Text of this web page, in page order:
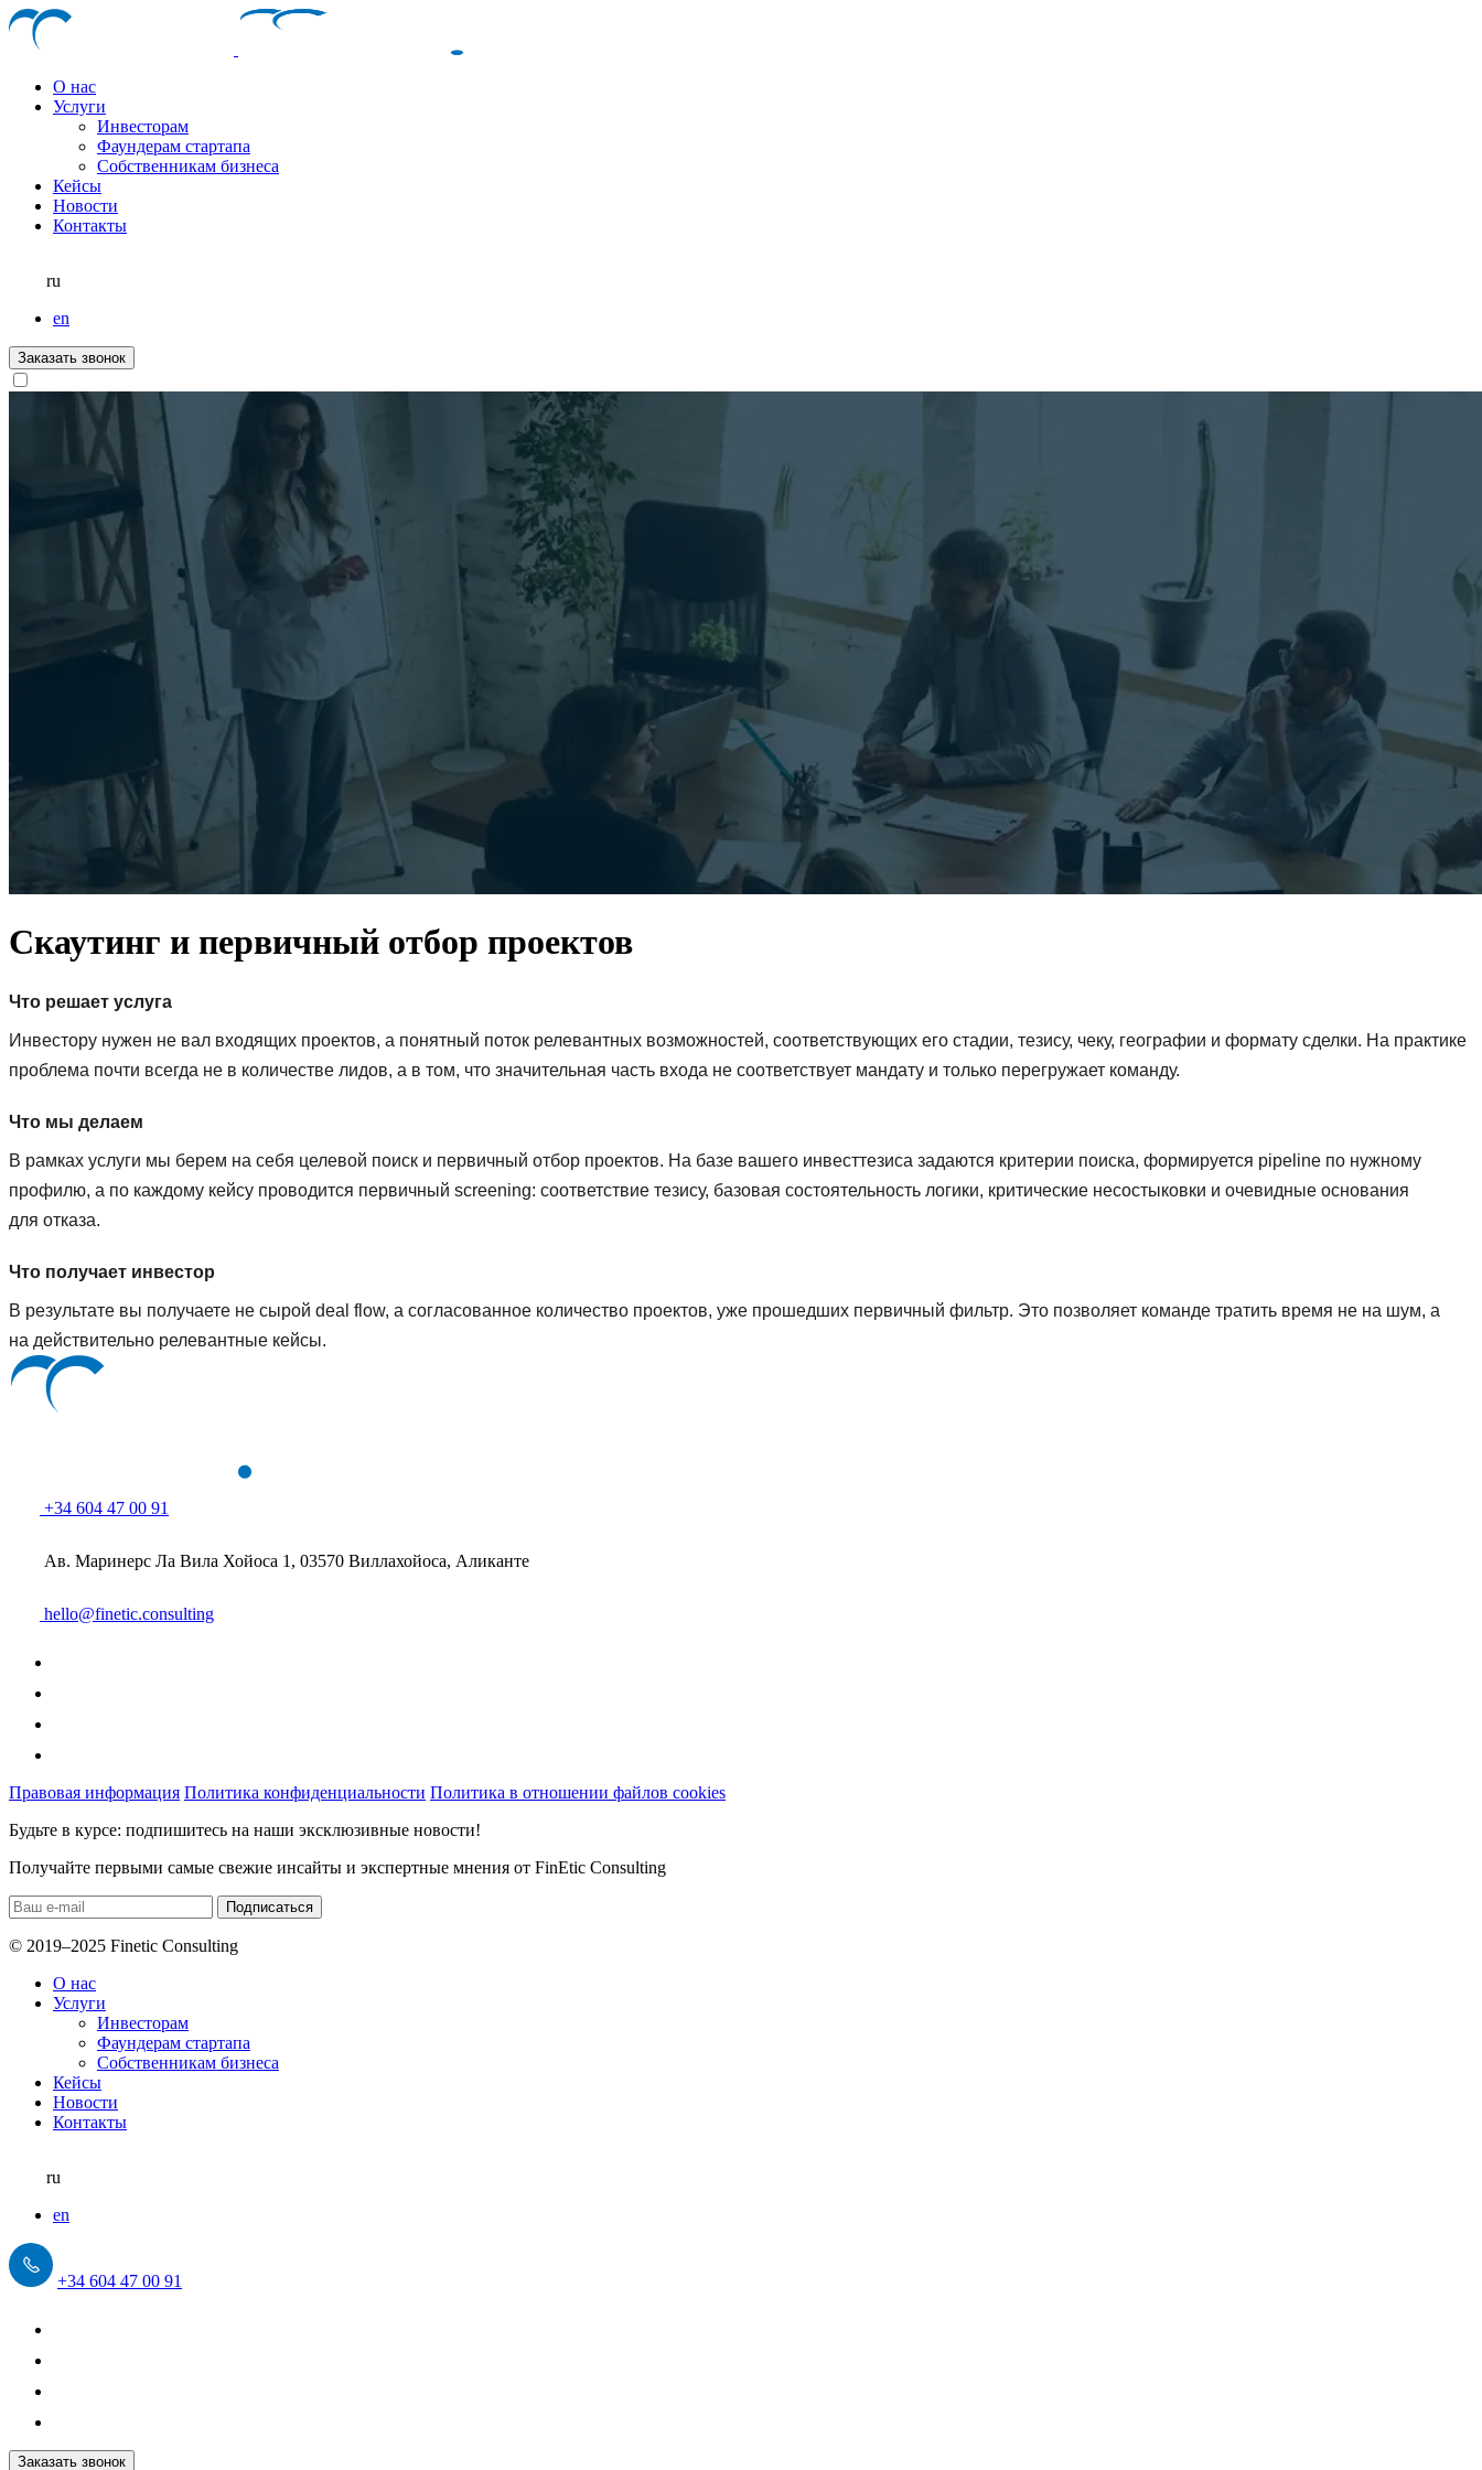
О нас
Услуги
Инвесторам
Фаундерам стартапа
Собственникам бизнеса
Кейсы
Новости
Контакты
ru
en
Заказать звонок
Скаутинг и первичный отбор проектов
Что решает услуга
Инвестору нужен не вал входящих проектов, а понятный поток релевантных возможностей, соответствующих его стадии, тезису, чеку, географии и формату сделки. На практике
проблема почти всегда не в количестве лидов, а в том, что значительная часть входа не соответствует мандату и только перегружает команду.
Что мы делаем
В рамках услуги мы берем на себя целевой поиск и первичный отбор проектов. На базе вашего инвесттезиса задаются критерии поиска, формируется pipeline по нужному
профилю, а по каждому кейсу проводится первичный screening: соответствие тезису, базовая состоятельность логики, критические несостыковки и очевидные основания
для отказа.
Что получает инвестор
В результате вы получаете не сырой deal flow, а согласованное количество проектов, уже прошедших первичный фильтр. Это позволяет команде тратить время не на шум, а
на действительно релевантные кейсы.
+34 604 47 00 91
Ав. Маринерс Ла Вила Хойоса 1, 03570 Виллахойоса, Аликанте
hello@finetic.consulting
Правовая информация Политика конфиденциальности Политика в отношении файлов cookies
Будьте в курсе: подпишитесь на наши эксклюзивные новости!
Получайте первыми самые свежие инсайты и экспертные мнения от FinEtic Consulting
© 2019–2025 Finetic Consulting
О нас
Услуги
Инвесторам
Фаундерам стартапа
Собственникам бизнеса
Кейсы
Новости
Контакты
ru
en
+34 604 47 00 91
Заказать звонок